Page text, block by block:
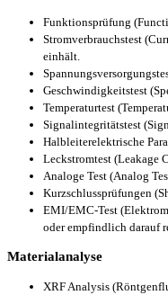
Funktionsprüfung
Stromverbrauchstest
einhält.
Geschwindigkeitstest
Temperaturtest
Signalintegritätstest
Halbleiterelektrische
Leckstromtest (Leakage
Analoge Test (Analog
Kurzschlussprüfungen
EMI/EMC-Test
oder empfindlich darauf
Materialanalyse
XRF Analysis